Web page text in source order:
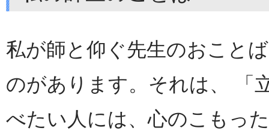
私が師と仰ぐ先生のおこと
のがあります。それは、 「
べたい人には、心のこもっ